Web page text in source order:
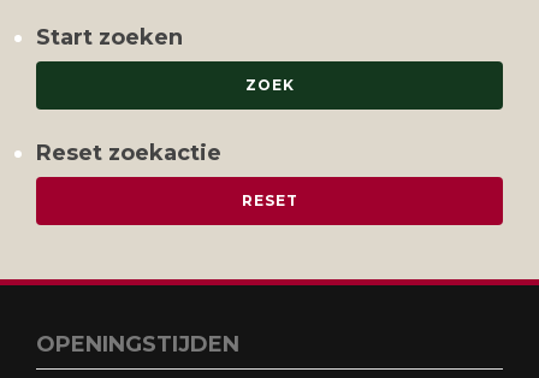
Start zoeken
Reset zoekactie
OPENINGSTIJDEN